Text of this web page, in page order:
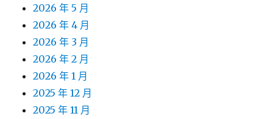
2026 年 5 月
2026 年 4 月
2026 年 3 月
2026 年 2 月
2026 年 1 月
2025 年 12 月
2025 年 11 月